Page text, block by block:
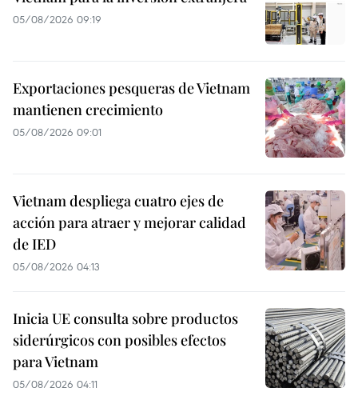
05/08/2026 09:19
Exportaciones pesqueras de Vietnam
mantienen crecimiento
05/08/2026 09:01
Vietnam despliega cuatro ejes de
acción para atraer y mejorar calidad
de IED
05/08/2026 04:13
Inicia UE consulta sobre productos
siderúrgicos con posibles efectos
para Vietnam
05/08/2026 04:11